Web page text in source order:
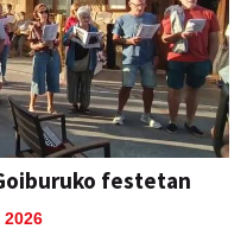
festetan
2026